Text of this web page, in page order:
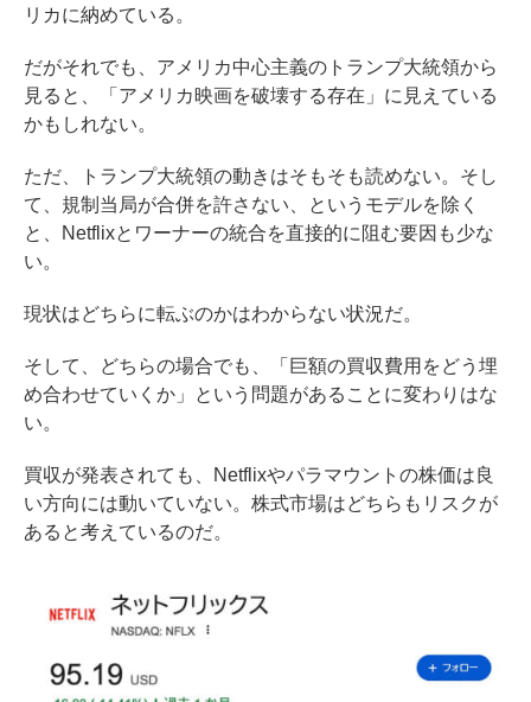
リカに納めている。
だがそれでも、アメリカ中心主義のトランプ大統領から
見ると、「アメリカ映画を破壊する存在」に見えている
かもしれない。
ただ、トランプ大統領の動きはそもそも読めない。そし
て、規制当局が合併を許さない、というモデルを除く
と、Netflixとワーナーの統合を直接的に阻む要因も少な
い。
現状はどちらに転ぶのかはわからない状況だ。
そして、どちらの場合でも、「巨額の買収費用をどう埋
め合わせていくか」という問題があることに変わりはな
い。
買収が発表されても、Netflixやパラマウントの株価は良
い方向には動いていない。株式市場はどちらもリスクが
あると考えているのだ。